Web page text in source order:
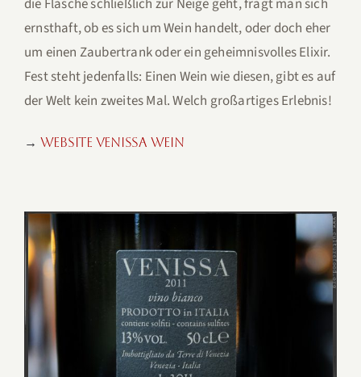
ernsthaft, ob es sich um Wein handelt, oder doch eher
um einen Zaubertrank oder ein geheimnisvolles Elixir.
Fest steht jedenfalls: Einen Wein wie diesen, gibt es auf
der Welt kein zweites Mal. Welch großartiges Erlebnis!
→ Website Venissa Wein